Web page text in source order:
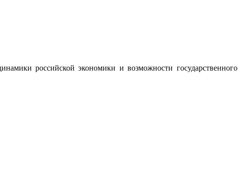
российской экономики и возможности государственного